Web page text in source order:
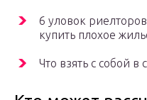
6 уловок
купить плохое
Что взять с собой в